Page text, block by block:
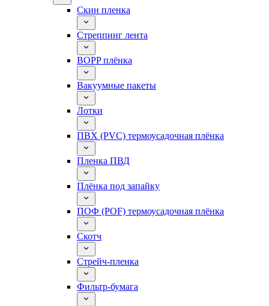
Скин пленка
Стреппинг лента
BOPP плёнка
Вакуумные пакеты
Лотки
ПВХ (PVC) термоусадочная плёнка
Пленка ПВД
Плёнка под запайку
ПОФ (POF) термоусадочная плёнка
Скотч
Стрейч-пленка
Фильтр-бумага